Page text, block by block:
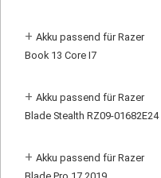
+ Akku passend für Razer
Book 13 Core I7
+ Akku passend für Razer
Blade Stealth RZ09-01682E24
+ Akku passend für Razer